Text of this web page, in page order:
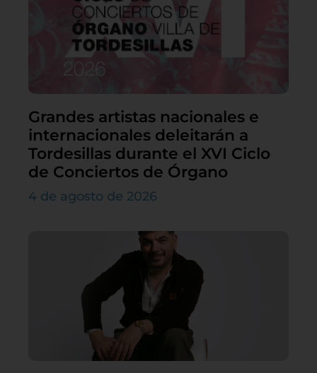
Grandes artistas nacionales e
internacionales deleitarán a
Tordesillas durante el XVI Ciclo
de Conciertos de Órgano
4 de agosto de 2026